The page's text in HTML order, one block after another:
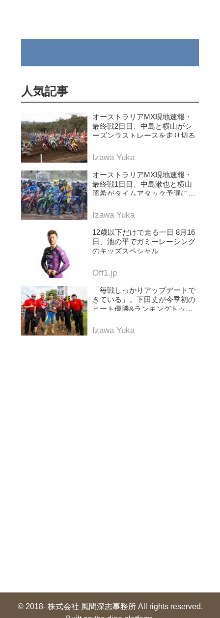
人気記事
オーストラリアMX現地速報・
最終戦2日目、中島と横山がシ
ーズンラストレースを走り切る
Izawa Yuka
オーストラリアMX現地速報・
最終戦1日目、中島漱也と横山
遥希がタイムアタック予選に挑
Izawa Yuka
12歳以下だけで走る一日 8月16
日、池の平でガミーレーシング
のキッズスペシャル
Off1.jp
「毎戦しっかりアップデートで
きている」。下田丈が今季初の
ヒート優勝&ランキングトップ
5戦レッドバッド
Izawa Yuka
© 2018- 株式会社 風間深志事務所 All rights reserved.